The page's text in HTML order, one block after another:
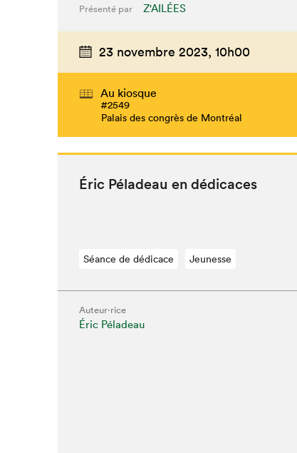
Présenté par Z'AILÉES
23 novembre 2023, 10h00
Au kiosque
#2549
Palais des congrès de Montréal
Éric Péladeau en dédicaces
Séance de dédicace Jeunesse
Auteur·rice
Éric Péladeau